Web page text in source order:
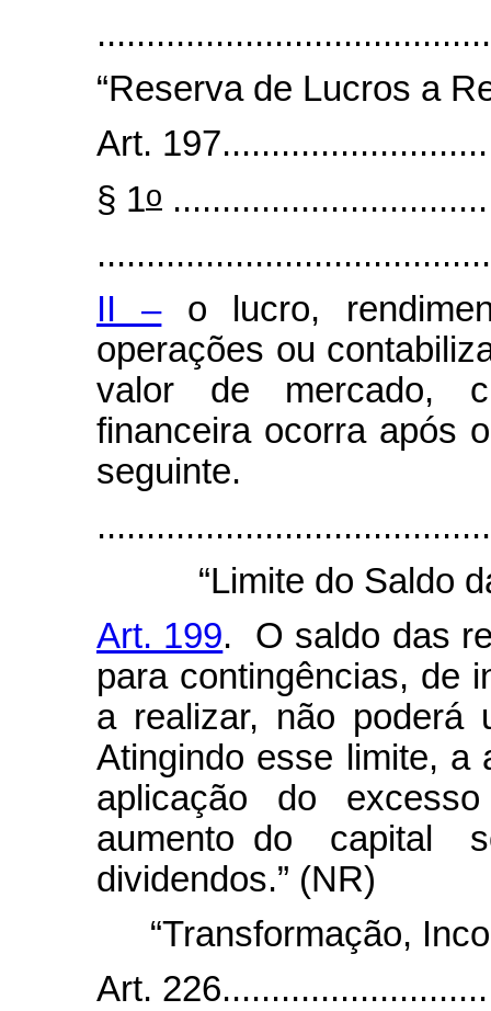
“Reserva de Lucros a
Art.
§ 1o
II –o lucro,
operações ou
valor de mercado,
financeira ocorra após
seguinte.
“Limite do Saldo
Art. 199. O saldo das
para contingências, de
a realizar, não poderá
Atingindo esse limite, a
aplicação do
aumento do capital
dividendos.” (NR)
“Transformação,
Art.